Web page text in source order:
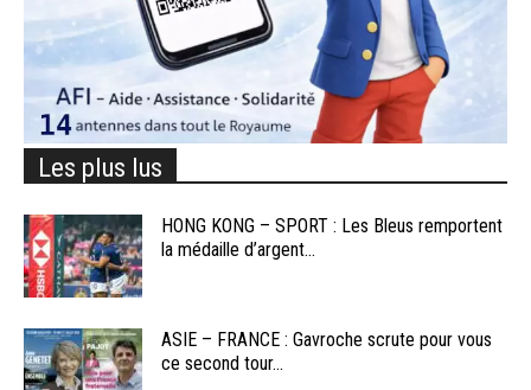
Les plus lus
HONG KONG – SPORT : Les Bleus remportent
la médaille d’argent...
ASIE – FRANCE : Gavroche scrute pour vous
ce second tour...